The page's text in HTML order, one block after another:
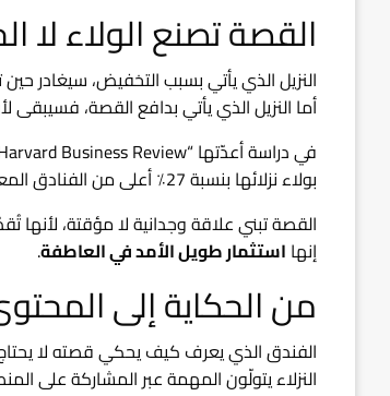
القصة تصنع الولاء لا
النزيل الذي يأتي بسبب التخفيض، سيغادر
أما النزيل الذي يأتي بدافع القصة، فسيبقى
بولاء نزلائها بنسبة 27٪ أعلى من الفنادق المعتمدة على الخصومات.
القصة تبني علاقة وجدانية لا مؤقتة، لأنها
إنها استثمار طويل الأمد في العاطفة.
من الحكاية إلى
الفندق الذي يعرف كيف يحكي قصته لا يحتاج
النزلاء يتولّون المهمة عبر المشاركة على